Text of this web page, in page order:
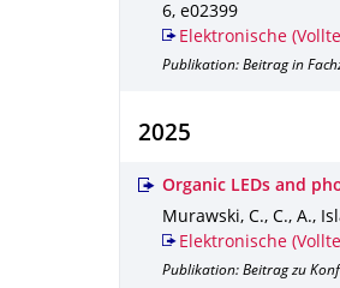
6, e02399
Elektronische
Publikation: Beitrag in
2025
Organic LEDs and
Murawski, C., C., A.,
Elektronische
Publikation: Beitrag zu